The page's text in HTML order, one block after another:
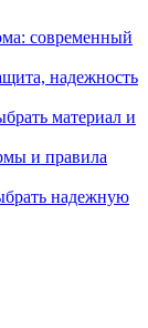
современный
надежность
материал и
и правила
надежную